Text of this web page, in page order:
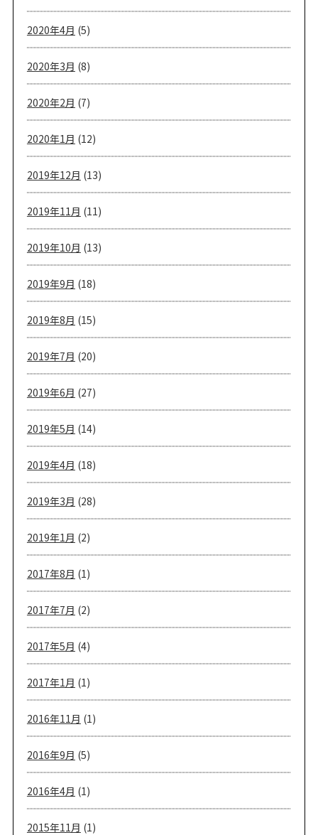
2020年4月 (5)
2020年3月 (8)
2020年2月 (7)
2020年1月 (12)
2019年12月 (13)
2019年11月 (11)
2019年10月 (13)
2019年9月 (18)
2019年8月 (15)
2019年7月 (20)
2019年6月 (27)
2019年5月 (14)
2019年4月 (18)
2019年3月 (28)
2019年1月 (2)
2017年8月 (1)
2017年7月 (2)
2017年5月 (4)
2017年1月 (1)
2016年11月 (1)
2016年9月 (5)
2016年4月 (1)
2015年11月 (1)